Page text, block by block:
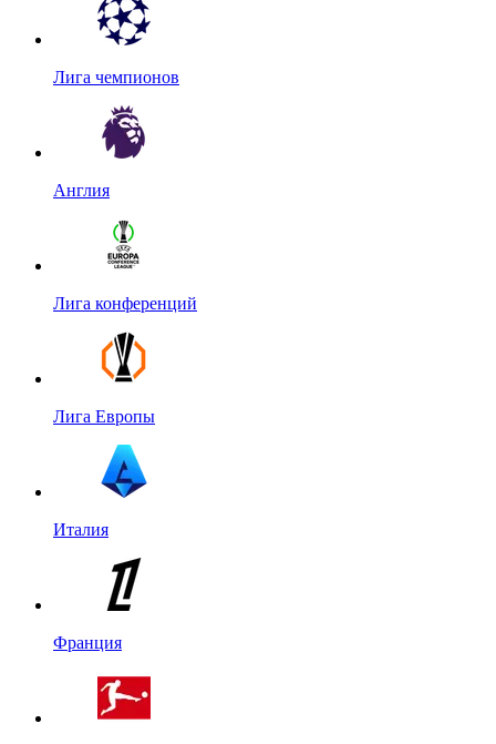
Лига чемпионов
Англия
Лига конференций
Лига Европы
Италия
Франция